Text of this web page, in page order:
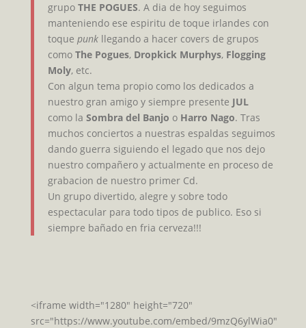
grupo THE POGUES. A dia de hoy seguimos
manteniendo ese espiritu de toque irlandes con
toque punkllegando a hacer covers de grupos
como The Pogues, Dropkick Murphys, Flogging
Moly, etc.
Con algun tema propio como los dedicados a
nuestro gran amigo y siempre presente JUL
como la Sombra del Banjo o Harro Nago. Tras
muchos conciertos a nuestras espaldas seguimos
dando guerra siguiendo el legado que nos dejo
nuestro compañero y actualmente en proceso de
grabacion de nuestro primer Cd.
Un grupo divertido, alegre y sobre todo
espectacular para todo tipos de publico. Eso si
siempre bañado en fria cerveza!!!
<iframe width="1280" height="720"
src="https://www.youtube.com/embed/9mzQ6ylWia0"